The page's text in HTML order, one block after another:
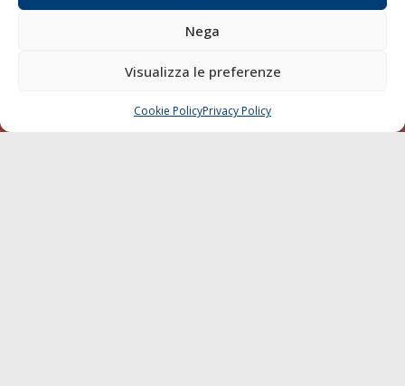
Nega
Visualizza le preferenze
Cookie PolicyPrivacy Policy
Chi siamo
SEGUI
CHIAMA SCRIVI